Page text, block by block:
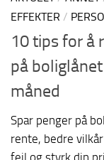
EFFEKTER /
10 tips for å
på
måned
Spar penger på
rente, bedre